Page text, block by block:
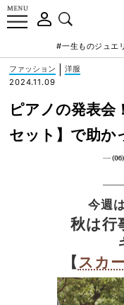
#一生ものジュエ
ファッション
洋服
2024.11.09
ピアノの発表会
セット】で助
今週
秋は行
【 スカ